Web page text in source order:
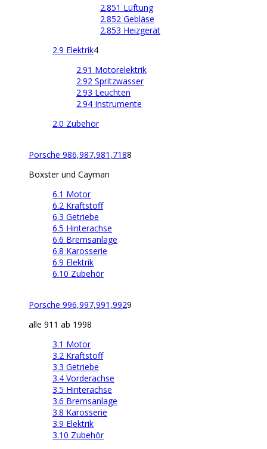
2.851 Lüftung
2.852 Gebläse
2.853 Heizgerät
2.9 Elektrik4
2.91 Motorelektrik
2.92 Spritzwasser
2.93 Leuchten
2.94 Instrumente
2.0 Zubehör
Porsche 986,987,981,7188
Boxster und Cayman
6.1 Motor
6.2 Kraftstoff
6.3 Getriebe
6.5 Hinterachse
6.6 Bremsanlage
6.8 Karosserie
6.9 Elektrik
6.10 Zubehör
Porsche 996,997,991,9929
alle 911 ab 1998
3.1 Motor
3.2 Kraftstoff
3.3 Getriebe
3.4 Vorderachse
3.5 Hinterachse
3.6 Bremsanlage
3.8 Karosserie
3.9 Elektrik
3.10 Zubehör